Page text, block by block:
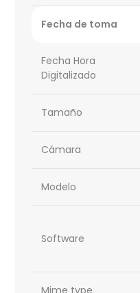
Fecha de toma
Fecha Hora
Digitalizado
Tamaño
Cámara
Modelo
Software